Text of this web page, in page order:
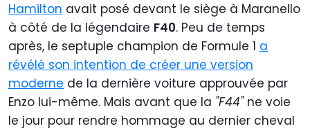
Hamilton avait posé devant le siège à Maranello
à côté de la légendaire F40. Peu de temps
après, le septuple champion de Formule 1 a
révélé son intention de créer une version
moderne de la dernière voiture approuvée par
Enzo lui-même. Mais avant que la "F44"ne voie
le jour pour rendre hommage au dernier cheval